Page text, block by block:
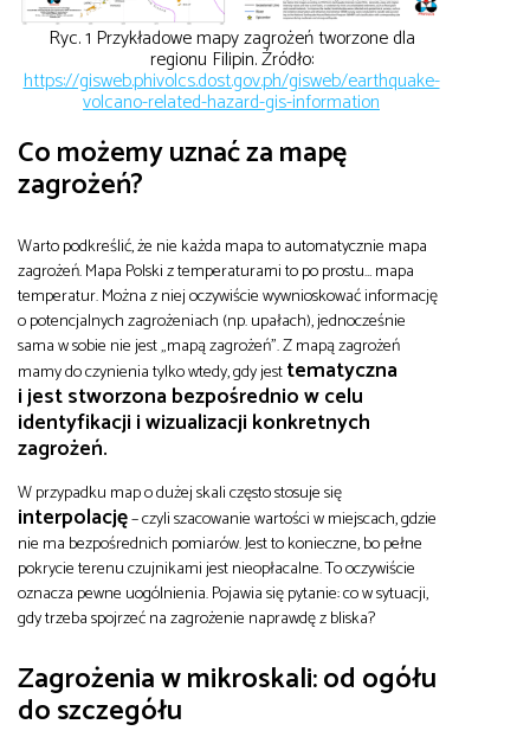
Ryc. 1 Przykładowe mapy zagrożeń tworzone dla
regionu Filipin. Źródło:
https://gisweb.phivolcs.dost.gov.ph/gisweb/earthquake-
volcano-related-hazard-gis-information
Co możemy uznać za mapę
zagrożeń?
Warto podkreślić, że nie każda mapa to automatycznie mapa
zagrożeń. Mapa Polski z temperaturami to po prostu… mapa
temperatur. Można z niej oczywiście wywnioskować informację
o potencjalnych zagrożeniach (np. upałach), jednocześnie
sama w sobie nie jest „mapą zagrożeń”. Z mapą zagrożeń
mamy do czynienia tylko wtedy, gdy jesttematyczna
i jest stworzona bezpośrednio w celu
identyfikacji i wizualizacji konkretnych
zagrożeń.
W przypadku map o dużej skali często stosuje się
interpolację– czyli szacowanie wartości w miejscach, gdzie
nie ma bezpośrednich pomiarów. Jest to konieczne, bo pełne
pokrycie terenu czujnikami jest nieopłacalne. To oczywiście
oznacza pewne uogólnienia. Pojawia się pytanie: co w sytuacji,
gdy trzeba spojrzeć na zagrożenie naprawdę z bliska?
Zagrożenia w mikroskali: od ogółu
do szczegółu